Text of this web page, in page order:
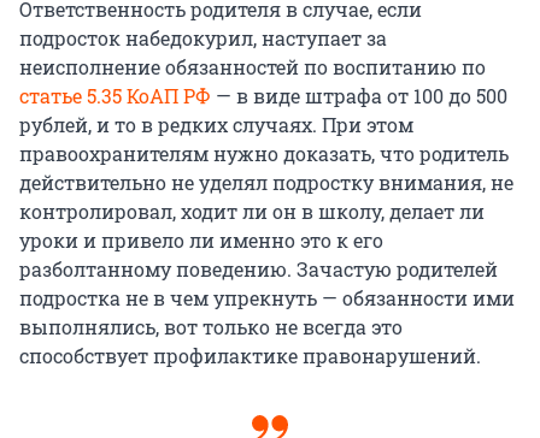
Ответственность родителя в случае, если
подросток набедокурил, наступает за
неисполнение обязанностей по воспитанию по
статье 5.35 КоАП РФ — в виде штрафа от 100 до 500
рублей, и то в редких случаях. При этом
правоохранителям нужно доказать, что родитель
действительно не уделял подростку внимания, не
контролировал, ходит ли он в школу, делает ли
уроки и привело ли именно это к его
разболтанному поведению. Зачастую родителей
подростка не в чем упрекнуть — обязанности ими
выполнялись, вот только не всегда это
способствует профилактике правонарушений.